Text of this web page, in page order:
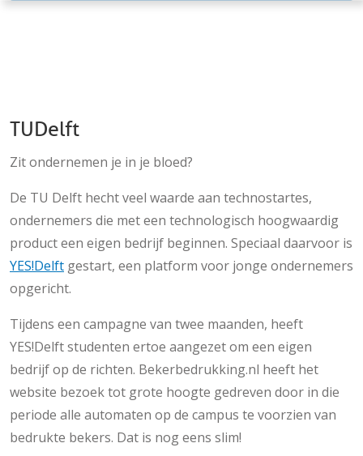
TU Delft
Zit ondernemen je in je bloed?
De TU Delft hecht veel waarde aan technostartes,
ondernemers die met een technologisch hoogwaardig
product een eigen bedrijf beginnen. Speciaal daarvoor is
YES!Delft gestart, een platform voor jonge ondernemers
opgericht.
Tijdens een campagne van twee maanden, heeft
YES!Delft studenten ertoe aangezet om een eigen
bedrijf op de richten. Bekerbedrukking.nl heeft het
website bezoek tot grote hoogte gedreven door in die
periode alle automaten op de campus te voorzien van
bedrukte bekers. Dat is nog eens slim!